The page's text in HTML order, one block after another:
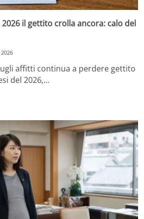
2026 il gettito crolla ancora: calo del
affitti continua a perdere gettito
del 2026,…